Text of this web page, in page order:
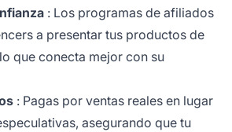
: Los programas de afiliados
a presentar tus productos de
que conecta mejor con su
: Pagas por ventas reales en lugar
asegurando que tu